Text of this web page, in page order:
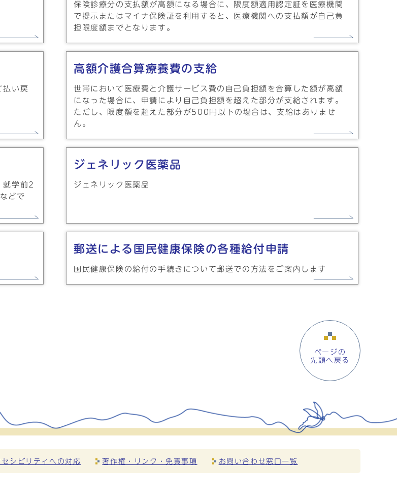
保険診療分の支払額が高額になる場合に、限度額適用認定証を医療機関
で提示またはマイナ保険証を利用すると、医療機関への支払額が自己負
担限度額までとなります。
払い戻
高額介護合算療養費の支給
世帯において医療費と介護サービス費の自己負担額を合算した額が高額
になった場合に、申請により自己負担額を超えた部分が支給されます。
ただし、限度額を超えた部分が500円以下の場合は、支給はありませ
ん。
就学前2
どで
ジェネリック医薬品
ジェネリック医薬品
郵送による国民健康保険の各種給付申請
国民健康保険の給付の手続きについて郵送での方法をご案内します
ページの
先頭へ戻る
シビリティへの対応 著作権・リンク・免責事項 お問い合わせ窓口一覧